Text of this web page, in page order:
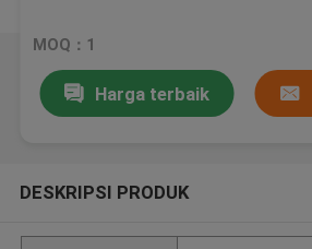
MOQ：1
Harga terbaik
DESKRIPSI PRODUK